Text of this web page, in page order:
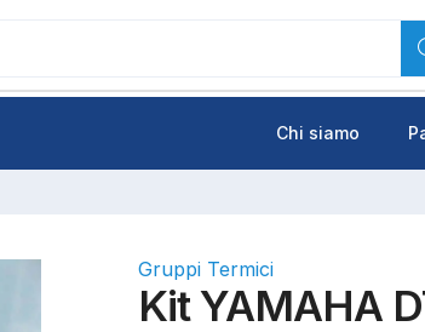
Chi siamo
Gruppi Termici
Kit YAMAHA